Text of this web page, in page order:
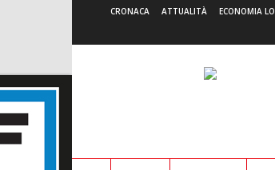
CRONACA ATTUALITÀ ECONOMIA